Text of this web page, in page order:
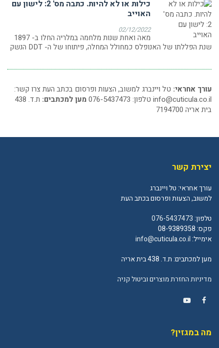
כילות או לא להיות. כתבה מס' 2: לישון עם
האוייב
02/12/2022
מאה ואחת שנות מלחמה במלריה החלו ב- 1897
שנת הפללתו של האנופלס כמחולל המחלה, פיתוחו של ה- DDT הנשק
עורך אחראי: טל ויינברג למשוב, הצעות ופרסום בכתב העת צרו קשר:
info@cuticula.co.il טלפון: 076-5437473 מען למכתבים:
ת.ד. 438
בית אריה 7194700
יצירת קשר
עורך אחראי: טל ויינברג
למשוב, הצעות ופרסום בכתב העת
טלפון:076-5437473
פקס: 08-9389358
אימייל:info@cuticula.co.il
מען למכתבים: ת.ד. 438 בית אריה
מדיניות החזרת מוצרים וביטול קניה
מה במגזין?